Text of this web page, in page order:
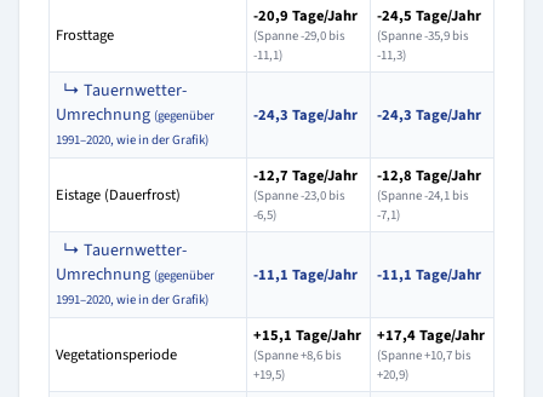
Frosttage
-20,9 Tage/Jahr
(Spanne -29,0 bis
-11,1)
-24,5 Tage/Jahr
(Spanne -35,9 bis
-11,3)
↳ Tauernwetter-
Umrechnung (gegenüber
1991–2020, wie in der Grafik)
-24,3 Tage/Jahr -24,3 Tage/Jahr
Eistage (Dauerfrost)
-12,7 Tage/Jahr
(Spanne -23,0 bis
-6,5)
-12,8 Tage/Jahr
(Spanne -24,1 bis
-7,1)
↳ Tauernwetter-
Umrechnung (gegenüber
1991–2020, wie in der Grafik)
-11,1 Tage/Jahr -11,1 Tage/Jahr
Vegetationsperiode
+15,1 Tage/Jahr
(Spanne +8,6 bis
+19,5)
+17,4 Tage/Jahr
(Spanne +10,7 bis
+20,9)